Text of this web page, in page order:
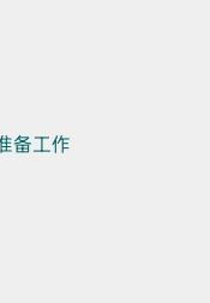
备工作